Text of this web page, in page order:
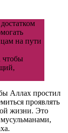
на пути
чтобы
Аллах простил
проявлять
жизни. Это